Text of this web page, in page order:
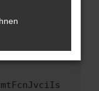
versucht
bei der